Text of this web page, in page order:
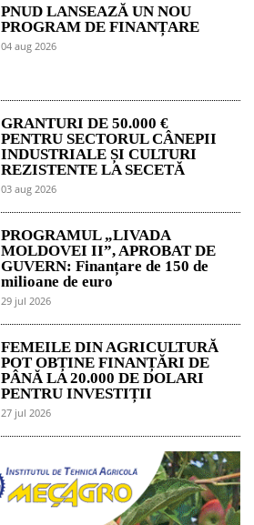
PNUD LANSEAZĂ UN NOU
PROGRAM DE FINANȚARE
04 aug 2026
GRANTURI DE 50.000 €
PENTRU SECTORUL CÂNEPII
INDUSTRIALE ȘI CULTURI
REZISTENTE LA SECETĂ
03 aug 2026
PROGRAMUL „LIVADA
MOLDOVEI II”, APROBAT DE
GUVERN: Finanțare de 150 de
milioane de euro
29 jul 2026
FEMEILE DIN AGRICULTURĂ
POT OBȚINE FINANȚĂRI DE
PÂNĂ LA 20.000 DE DOLARI
PENTRU INVESTIȚII
27 jul 2026